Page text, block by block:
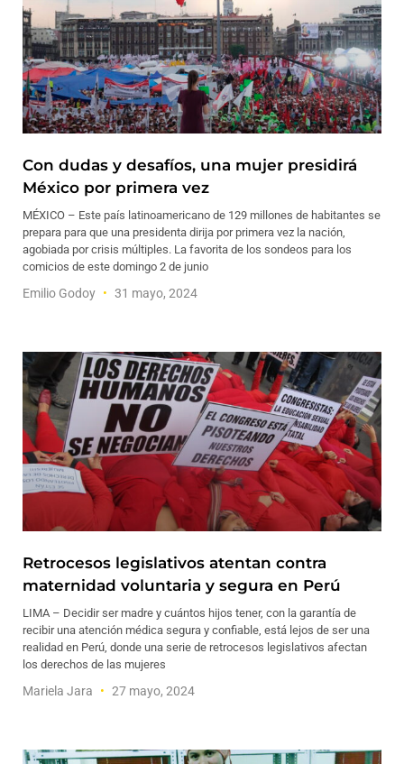
Con dudas y desafíos, una mujer presidirá
México por primera vez
MÉXICO – Este país latinoamericano de 129 millones de habitantes se
prepara para que una presidenta dirija por primera vez la nación,
agobiada por crisis múltiples. La favorita de los sondeos para los
comicios de este domingo 2 de junio
Emilio Godoy 31 mayo, 2024
Retrocesos legislativos atentan contra
maternidad voluntaria y segura en Perú
LIMA – Decidir ser madre y cuántos hijos tener, con la garantía de
recibir una atención médica segura y confiable, está lejos de ser una
realidad en Perú, donde una serie de retrocesos legislativos afectan
los derechos de las mujeres
Mariela Jara 27 mayo, 2024